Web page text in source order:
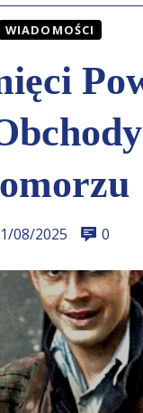
WIADOMOŚCI
08/2025 0